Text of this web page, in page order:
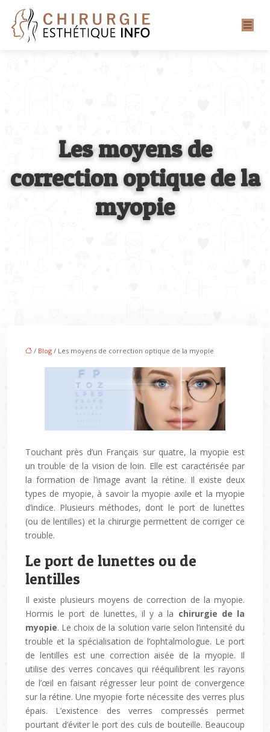
Les moyens de
correction optique de la
myopie
/ Blog / Les moyens de correction optique de la myopie
Touchant près d’un Français sur quatre, la myopie est
un trouble de la vision de loin. Elle est caractérisée par
la formation de l’image avant la rétine. Il existe deux
types de myopie, à savoir la myopie axile et la myopie
d’indice. Plusieurs méthodes, dont le port de lunettes
(ou de lentilles) et la chirurgie permettent de corriger ce
trouble.
Le port de lunettes ou de
lentilles
Il existe plusieurs moyens de correction de la myopie.
Hormis le port de lunettes, il y a la chirurgie de la
myopie. Le choix de la solution varie selon l’intensité du
trouble et la spécialisation de l’ophtalmologue. Le port
de lentilles est une correction aisée de la myopie. Il
utilise des verres concaves qui rééquilibrent les rayons
de l’œil en faisant régresser leur point de convergence
sur la rétine. Une myopie forte nécessite des verres plus
épais. L’existence des verres compressés permet
pourtant d’éviter le port des culs de bouteille. Beaucoup